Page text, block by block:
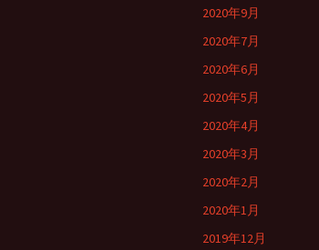
2020年9月
2020年7月
2020年6月
2020年5月
2020年4月
2020年3月
2020年2月
2020年1月
2019年12月